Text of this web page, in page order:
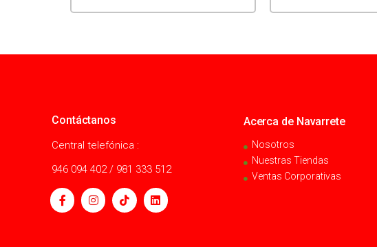
Contáctanos
Central telefónica :
946 094 402 / 981 333 512
Acerca de Navarrete
Nosotros
Nuestras Tiendas
Ventas Corporativas